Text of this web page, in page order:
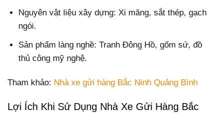
Nguyên vật liệu xây dựng: Xi măng, sắt thép, gạch
ngói.
Sản phẩm làng nghề: Tranh Đông Hồ, gốm sứ, đồ
thủ công mỹ nghệ.
Tham khảo: Nhà xe gửi hàng Bắc Ninh Quảng Bình
Lợi Ích Khi Sử Dụng Nhà Xe Gửi Hàng Bắc